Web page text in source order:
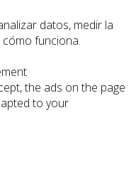
datos, medir la
funciona.
the ads on the page
to your